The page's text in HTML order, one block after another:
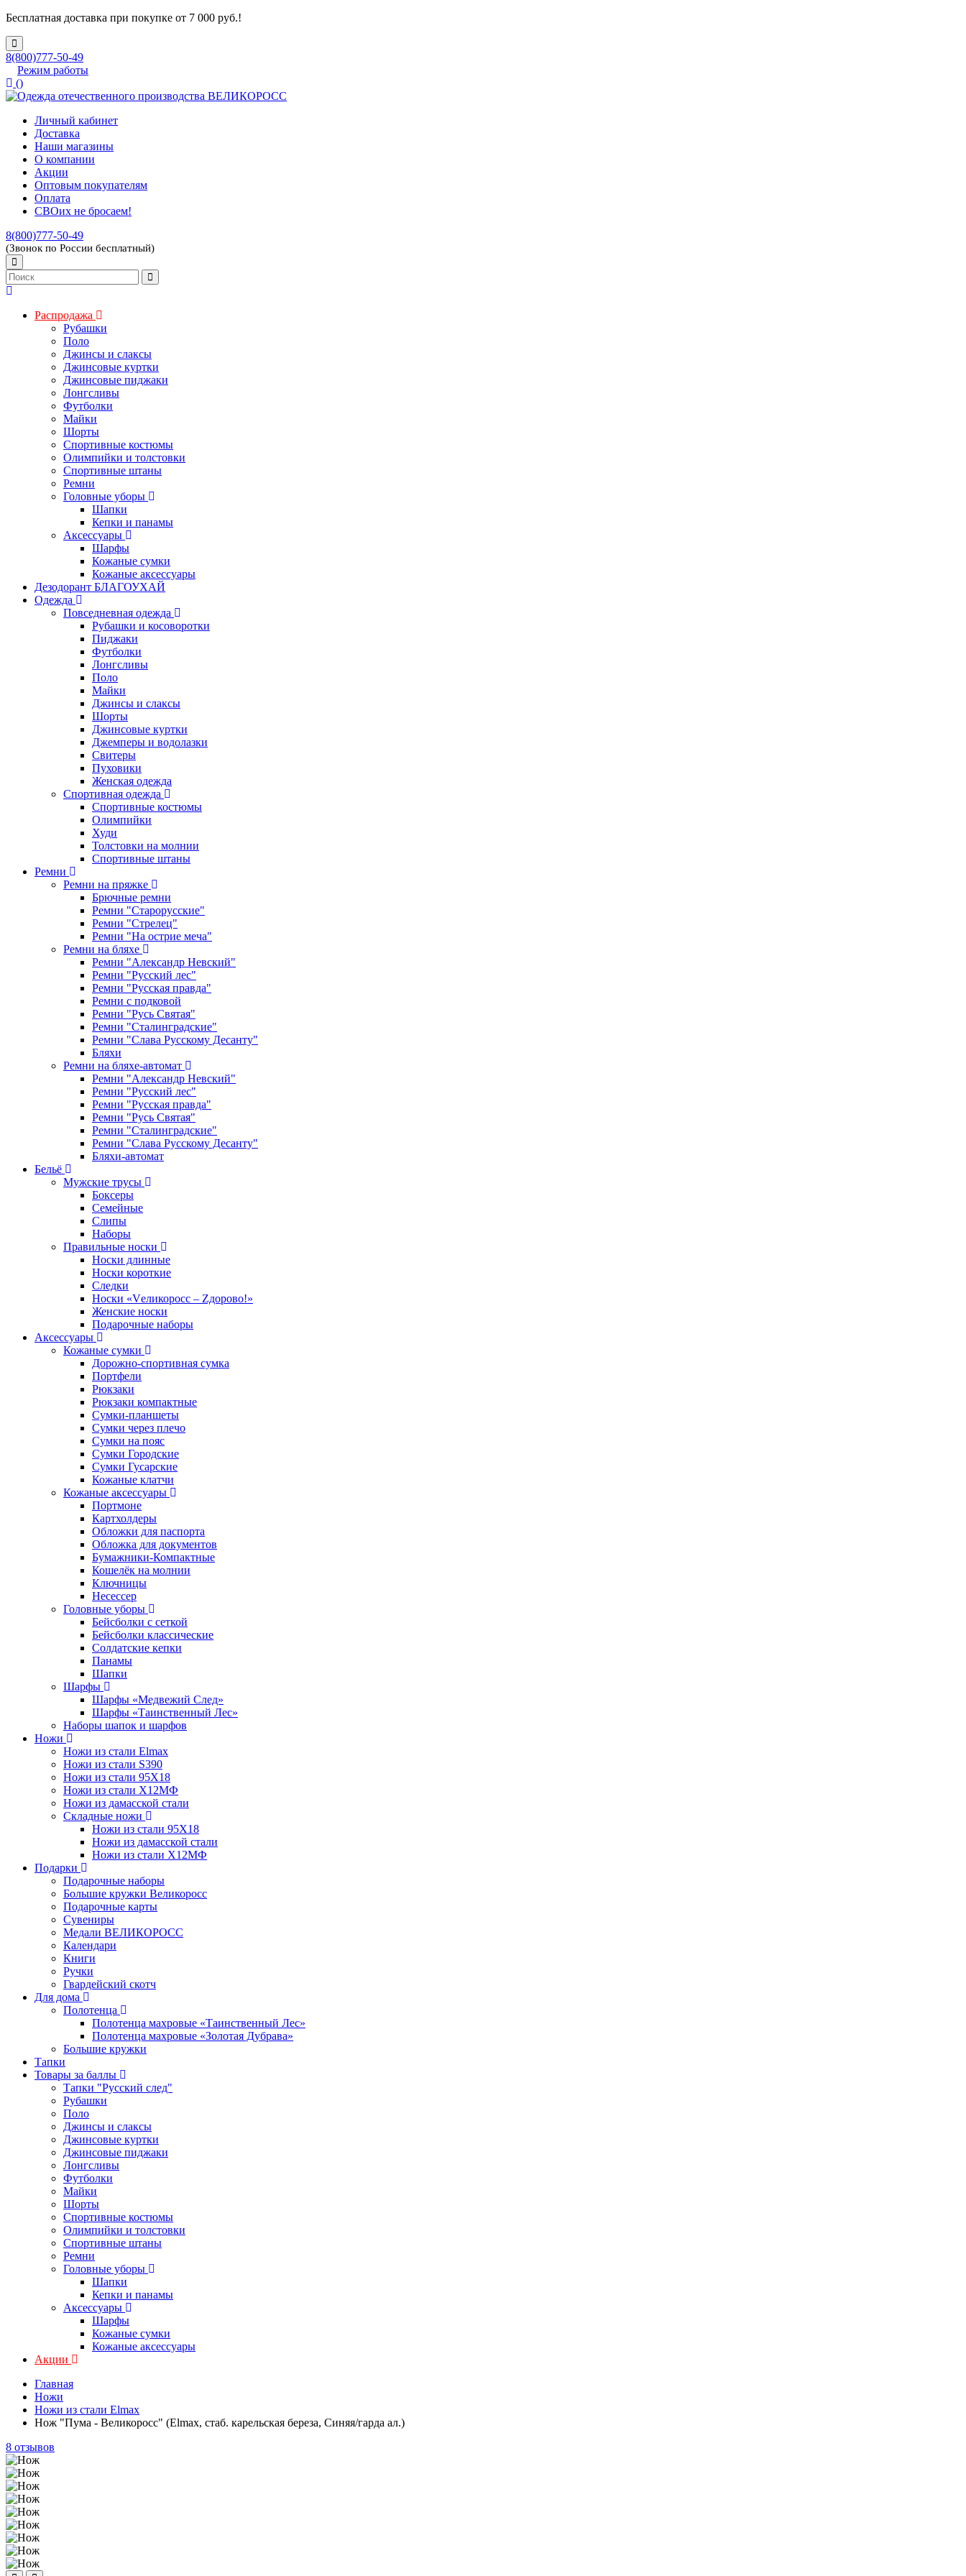
Бесплатная доставка при покупке от 7 000 руб.!
8(800)777-50-49
Режим работы
()
Личный кабинет
Доставка
Наши магазины
О компании
Акции
Оптовым покупателям
Оплата
СВОих не бросаем!
8(800)777-50-49
(Звонок по России бесплатный)
Распродажа
Рубашки
Поло
Джинсы и слаксы
Джинсовые куртки
Джинсовые пиджаки
Лонгсливы
Футболки
Майки
Шорты
Спортивные костюмы
Олимпийки и толстовки
Спортивные штаны
Ремни
Головные уборы
Шапки
Кепки и панамы
Аксессуары
Шарфы
Кожаные сумки
Кожаные аксессуары
Дезодорант БЛАГОУХАЙ
Одежда
Повседневная одежда
Рубашки и косоворотки
Пиджаки
Футболки
Лонгсливы
Поло
Майки
Джинсы и слаксы
Шорты
Джинсовые куртки
Джемперы и водолазки
Свитеры
Пуховики
Женская одежда
Спортивная одежда
Спортивные костюмы
Олимпийки
Худи
Толстовки на молнии
Спортивные штаны
Ремни
Ремни на пряжке
Брючные ремни
Ремни "Старорусские"
Ремни "Стрелец"
Ремни "На острие меча"
Ремни на бляхе
Ремни "Александр Невский"
Ремни "Русский лес"
Ремни "Русская правда"
Ремни с подковой
Ремни "Русь Святая"
Ремни "Сталинградские"
Ремни "Слава Русскому Десанту"
Бляхи
Ремни на бляхе-автомат
Ремни "Александр Невский"
Ремни "Русский лес"
Ремни "Русская правда"
Ремни "Русь Святая"
Ремни "Сталинградские"
Ремни "Слава Русскому Десанту"
Бляхи-автомат
Бельё
Мужские трусы
Боксеры
Семейные
Слипы
Наборы
Правильные носки
Носки длинные
Носки короткие
Следки
Носки «Vеликоросс – Zдорово!»
Женские носки
Подарочные наборы
Аксессуары
Кожаные сумки
Дорожно-спортивная сумка
Портфели
Рюкзаки
Рюкзаки компактные
Сумки-планшеты
Сумки через плечо
Сумки на пояс
Сумки Городские
Сумки Гусарские
Кожаные клатчи
Кожаные аксессуары
Портмоне
Картхолдеры
Обложки для паспорта
Обложка для документов
Бумажники-Компактные
Кошелёк на молнии
Ключницы
Несессер
Головные уборы
Бейсболки с сеткой
Бейсболки классические
Солдатские кепки
Панамы
Шапки
Шарфы
Шарфы «Медвежий След»
Шарфы «Таинственный Лес»
Наборы шапок и шарфов
Ножи
Ножи из стали Elmax
Ножи из стали S390
Ножи из стали 95X18
Ножи из стали Х12МФ
Ножи из дамасской стали
Складные ножи
Ножи из стали 95X18
Ножи из дамасской стали
Ножи из стали Х12МФ
Подарки
Подарочные наборы
Большие кружки Великоросс
Подарочные карты
Сувениры
Медали ВЕЛИКОРОСС
Календари
Книги
Ручки
Гвардейский скотч
Для дома
Полотенца
Полотенца махровые «Таинственный Лес»
Полотенца махровые «Золотая Дубрава»
Большие кружки
Тапки
Товары за баллы
Тапки "Русский след"
Рубашки
Поло
Джинсы и слаксы
Джинсовые куртки
Джинсовые пиджаки
Лонгсливы
Футболки
Майки
Шорты
Спортивные костюмы
Олимпийки и толстовки
Спортивные штаны
Ремни
Головные уборы
Шапки
Кепки и панамы
Аксессуары
Шарфы
Кожаные сумки
Кожаные аксессуары
Акции
Главная
Ножи
Ножи из стали Elmax
Нож "Пума - Великоросс" (Elmax, стаб. карельская береза, Синяя/гарда ал.)
8 отзывов